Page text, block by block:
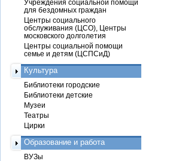
Учреждения социальной помощи
для бездомных граждан
Центры социального
обслуживания (ЦСО), Центры
московского долголетия
Центры социальной помощи
семье и детям (ЦСПСиД)
Культура
Библиотеки городские
Библиотеки детские
Музеи
Театры
Цирки
Образование и работа
ВУЗы